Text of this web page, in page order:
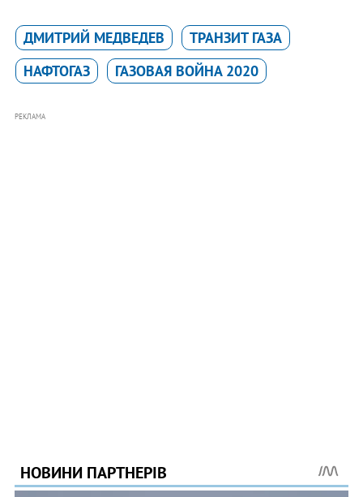
ДМИТРИЙ МЕДВЕДЕВ
ТРАНЗИТ ГАЗА
НАФТОГАЗ
ГАЗОВАЯ ВОЙНА 2020
РЕКЛАМА